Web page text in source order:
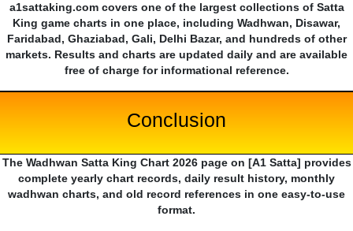
a1sattaking.com covers one of the largest collections of Satta
King game charts in one place, including Wadhwan, Disawar,
Faridabad, Ghaziabad, Gali, Delhi Bazar, and hundreds of other
markets. Results and charts are updated daily and are available
free of charge for informational reference.
Conclusion
The Wadhwan Satta King Chart 2026 page on [A1 Satta] provides
complete yearly chart records, daily result history, monthly
wadhwan charts, and old record references in one easy-to-use
format.